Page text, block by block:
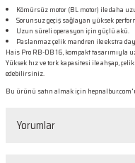
Kömürsüz motor (BL motor) ile daha
Sorunsuz geçiş sağlayan yüksek
Uzun süreli operasyon için güçlü akü.
Paslanmaz çelik mandren ile ekstra
Hais Pro RB-DB 16, kompakt
Yüksek hız ve tork kapasitesi ile ahşap,
edebilirsiniz.
Bu ürünü satın almak için hepnalbur.com
Yorumlar